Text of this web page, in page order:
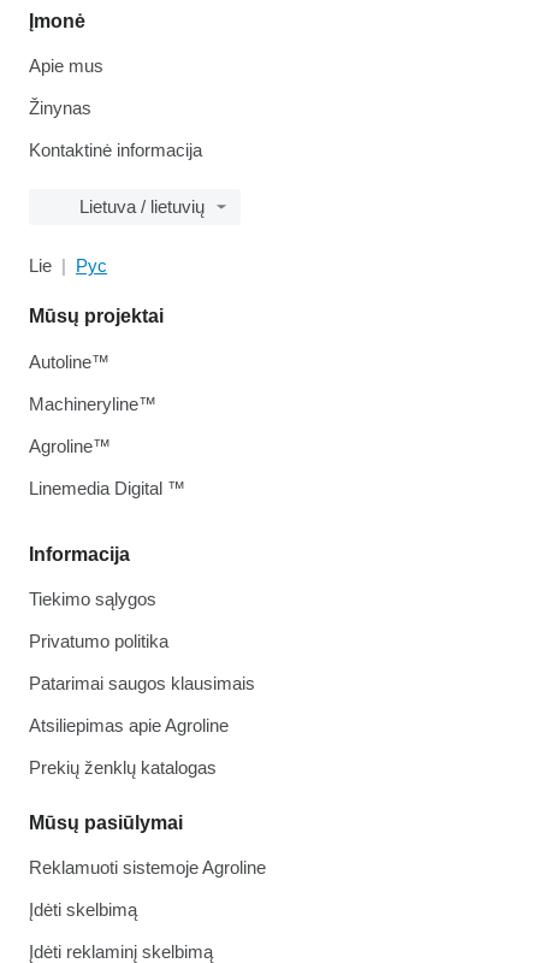
Įmonė
Apie mus
Žinynas
Kontaktinė informacija
Lietuva / lietuvių
Lie Рус
Informacija
Tiekimo sąlygos
Privatumo politika
Patarimai saugos klausimais
Atsiliepimas apie Agroline
Prekių ženklų katalogas
Mūsų pasiūlymai
Reklamuoti sistemoje Agroline
Įdėti skelbimą
Įdėti reklaminį skelbimą
Mūsų projektai
Autoline™
Machineryline™
Agroline™
Linemedia Digital ™